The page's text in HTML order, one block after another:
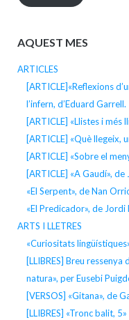
AQUEST MES
ARTICLES
[ARTICLE]«Reflexions
l’infern, d’Eduard Garrell.
[ARTICLE] «Llistes i més
[ARTICLE] «Què llegeix,
[ARTICLE] «Sobre el
[ARTICLE] «A Gaudí»,
«El Serpent», de Nan
«El Predicador», de Jordi
ARTS I LLETRES
«Curiositats
[LLIBRES] Breu ressenya
natura», per Eusebi
[VERSOS] «Gitana», de
[LLIBRES] «Tronc balit,